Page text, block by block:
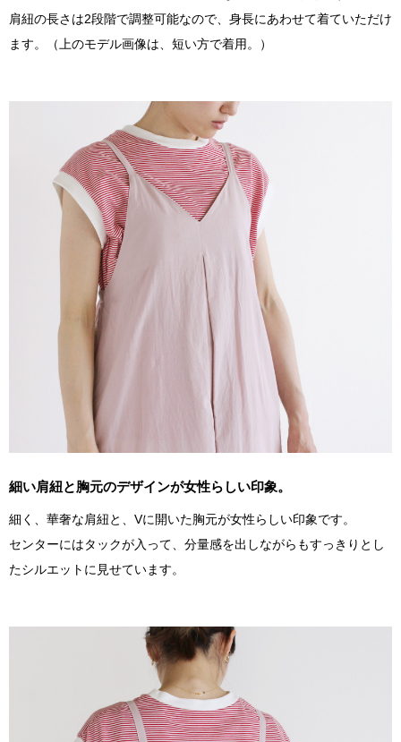
肩紐の長さは2段階で調整可能なので、身長にあわせて着ていただけ
ます。（上のモデル画像は、短い方で着用。）
細い肩紐と胸元のデザインが女性らしい印象。
細く、華奢な肩紐と、Vに開いた胸元が女性らしい印象です。
センターにはタックが入って、分量感を出しながらもすっきりとし
たシルエットに見せています。